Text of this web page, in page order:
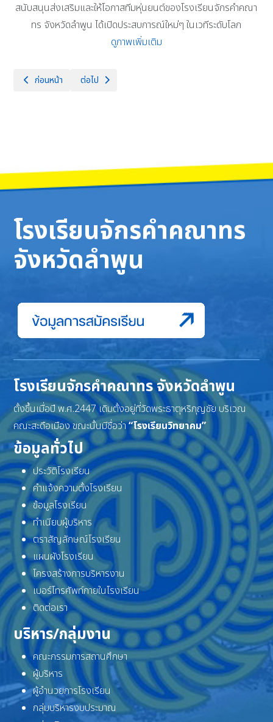
สนับสนุนส่งเสริมและให้โอกาสทีมหุ่นยนต์ของโรงเรียนจักรคำคณา
ทร จังหวัดลำพูน ได้เปิดประสบการณ์ใหม่ๆ ในเวทีระดับโลก
ดูภาพเพิ่มเติม
เนื้อหาก่อนหน้า: คณะครูและคณะกรรมการสภานักเรียน และร่วมทำบันทึกข้
ก่อนหน้า เนื้อหาถัดไป: โครงการพัฒนาทักษะการอ่านการเขียน และ
ต่อไป
โรงเรียนจักรคำคณาทร
จังหวัดลำพูน
โรงเรียนจักรคำคณาทร จังหวัดลำพูน
ตั้งขึ้นเมื่อปี พ.ศ.2447 เดิมตั้งอยู่ที่วัดพระธาตุหริภุญชัย บริเวณ
คณะสะดือเมือง ขณะนั้นมีชื่อว่า“โรงเรียนวิทยาคม”
ข้อมูลทั่วไป
ประวัติโรงเรียน
คำแจ้งความตั้งโรงเรียน
ข้อมูลโรงเรียน
ทำเนียบผู้บริหาร
ตราสัญลักษณ์โรงเรียน
แผนผังโรงเรียน
โครงสร้างการบริหารงาน
เบอร์โทรศัพท์ภายในโรงเรียน
ติดต่อเรา
บริหาร/กลุ่มงาน
คณะกรรมการสถานศึกษา
ผู้บริหาร
ผู้อำนวยการโรงเรียน
กลุ่มบริหารงบประมาณ